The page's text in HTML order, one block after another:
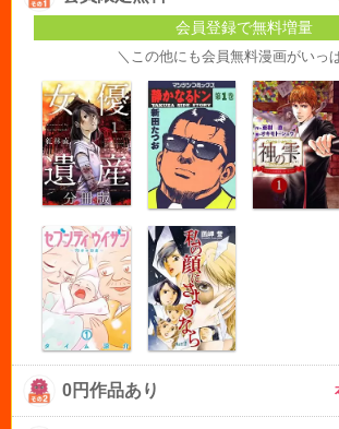
会員登録で無料増量
＼この他にも会員無料漫画がいっ
0円作品あり